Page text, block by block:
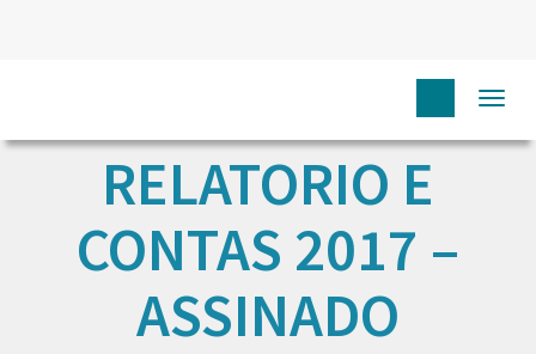
RELATORIO E
CONTAS 2017 –
ASSINADO